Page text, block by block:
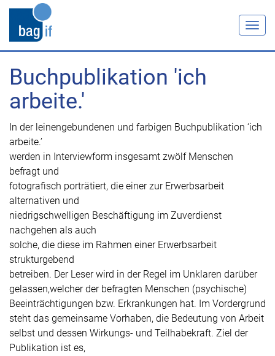
Buchpublikation 'ich
arbeite.'
In der leinengebundenen und farbigen Buchpublikation ‘ich
arbeite.’
werden in Interviewform insgesamt zwölf Menschen
befragt und
fotografisch porträtiert, die einer zur Erwerbsarbeit
alternativen und
niedrigschwelligen Beschäftigung im Zuverdienst
nachgehen als auch
solche, die diese im Rahmen einer Erwerbsarbeit
strukturgebend
betreiben. Der Leser wird in der Regel im Unklaren darüber
gelassen,welcher der befragten Menschen (psychische)
Beeinträchtigungen bzw. Erkrankungen hat. Im Vordergrund
steht das gemeinsame Vorhaben, die Bedeutung von Arbeit
selbst und dessen Wirkungs- und Teilhabekraft. Ziel der
Publikation ist es,